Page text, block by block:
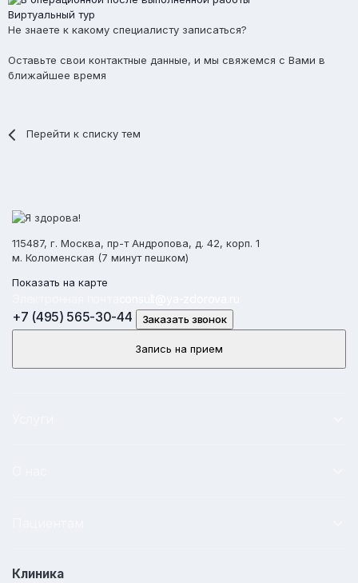
Виртуальный тур
Не знаете к какому специалисту записаться?
Оставьте свои контактные данные, и мы свяжемся с Вами в
ближайшее время
Перейти к списку тем
115487, г. Москва, пр-т Андропова, д. 42, корп. 1
м. Коломенская (7 минут пешком)
Показать на карте
+7 (495) 565-30-44 Заказать звонок
Запись на прием
Клиника